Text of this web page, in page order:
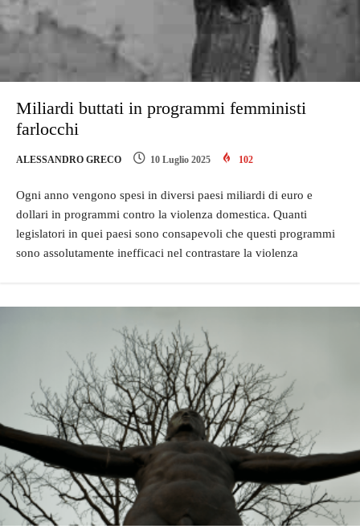
Miliardi buttati in programmi femministi
farlocchi
ALESSANDRO GRECO 10 Luglio 2025 102
Ogni anno vengono spesi in diversi paesi miliardi di euro e
dollari in programmi contro la violenza domestica. Quanti
legislatori in quei paesi sono consapevoli che questi programmi
sono assolutamente inefficaci nel contrastare la violenza